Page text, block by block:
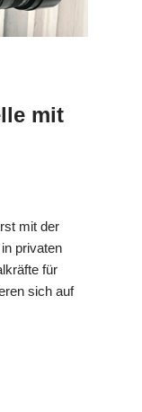
mit
mit der
privaten
für
sich auf